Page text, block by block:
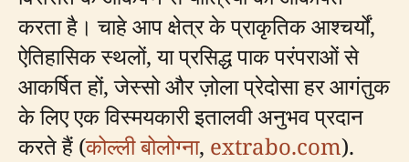
करता है। चाहे आप क्षेत्र के प्राकृतिक आश्चर्यों,
ऐतिहासिक स्थलों, या प्रसिद्ध पाक परंपराओं से
आकर्षित हों, जेस्सो और ज़ोला प्रेदोसा हर आगंतुक
के लिए एक विस्मयकारी इतालवी अनुभव प्रदान
करते हैं (कोल्ली बोलोग्ना, extrabo.com).